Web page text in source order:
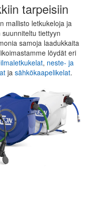
tarpeisiin
mallisto letkukeloja ja
tiettyyn
samoja laadukkaita
löydät eri
, neste- ja
ja sähkökaapelikelat.